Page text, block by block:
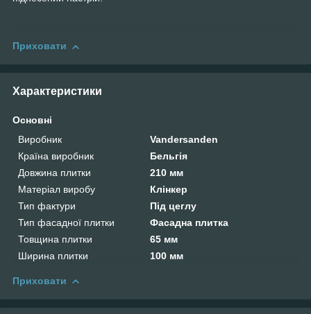
Приховати
Характеристики
Основні
Виробник
Vandersanden
Країна виробник
Бельгія
Довжина плитки
210 мм
Матеріал виробу
Клінкер
Тип фактури
Під цеглу
Тип фасадної плитки
Фасадна плитка
Товщина плитки
65 мм
Ширина плитки
100 мм
Приховати